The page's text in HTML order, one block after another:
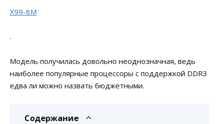
X99-8M
.
Модель получилась довольно неоднозначная, ведь
наиболее популярные процессоры с поддержкой DDR3
едва ли можно назвать бюджетными.
Содержание